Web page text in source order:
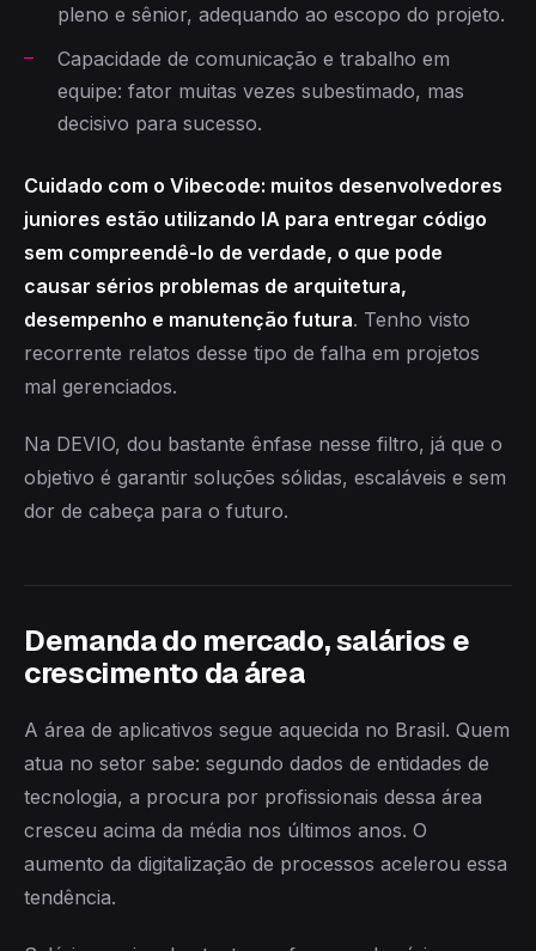
pleno e sênior, adequando ao escopo do projeto.
Capacidade de comunicação e trabalho em
equipe: fator muitas vezes subestimado, mas
decisivo para sucesso.
Cuidado com o Vibecode: muitos desenvolvedores
juniores estão utilizando IA para entregar código
sem compreendê-lo de verdade, o que pode
causar sérios problemas de arquitetura,
desempenho e manutenção futura. Tenho visto
recorrente relatos desse tipo de falha em projetos
mal gerenciados.
Na DEVIO, dou bastante ênfase nesse filtro, já que o
objetivo é garantir soluções sólidas, escaláveis e sem
dor de cabeça para o futuro.
Demanda do mercado, salários e
crescimento da área
A área de aplicativos segue aquecida no Brasil. Quem
atua no setor sabe: segundo dados de entidades de
tecnologia, a procura por profissionais dessa área
cresceu acima da média nos últimos anos. O
aumento da digitalização de processos acelerou essa
tendência.